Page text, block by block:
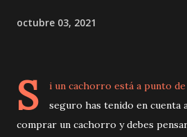
octubre 03, 2021
S
i un cachorro está a punto de
seguro has tenido en cuenta
comprar un cachorro y debes